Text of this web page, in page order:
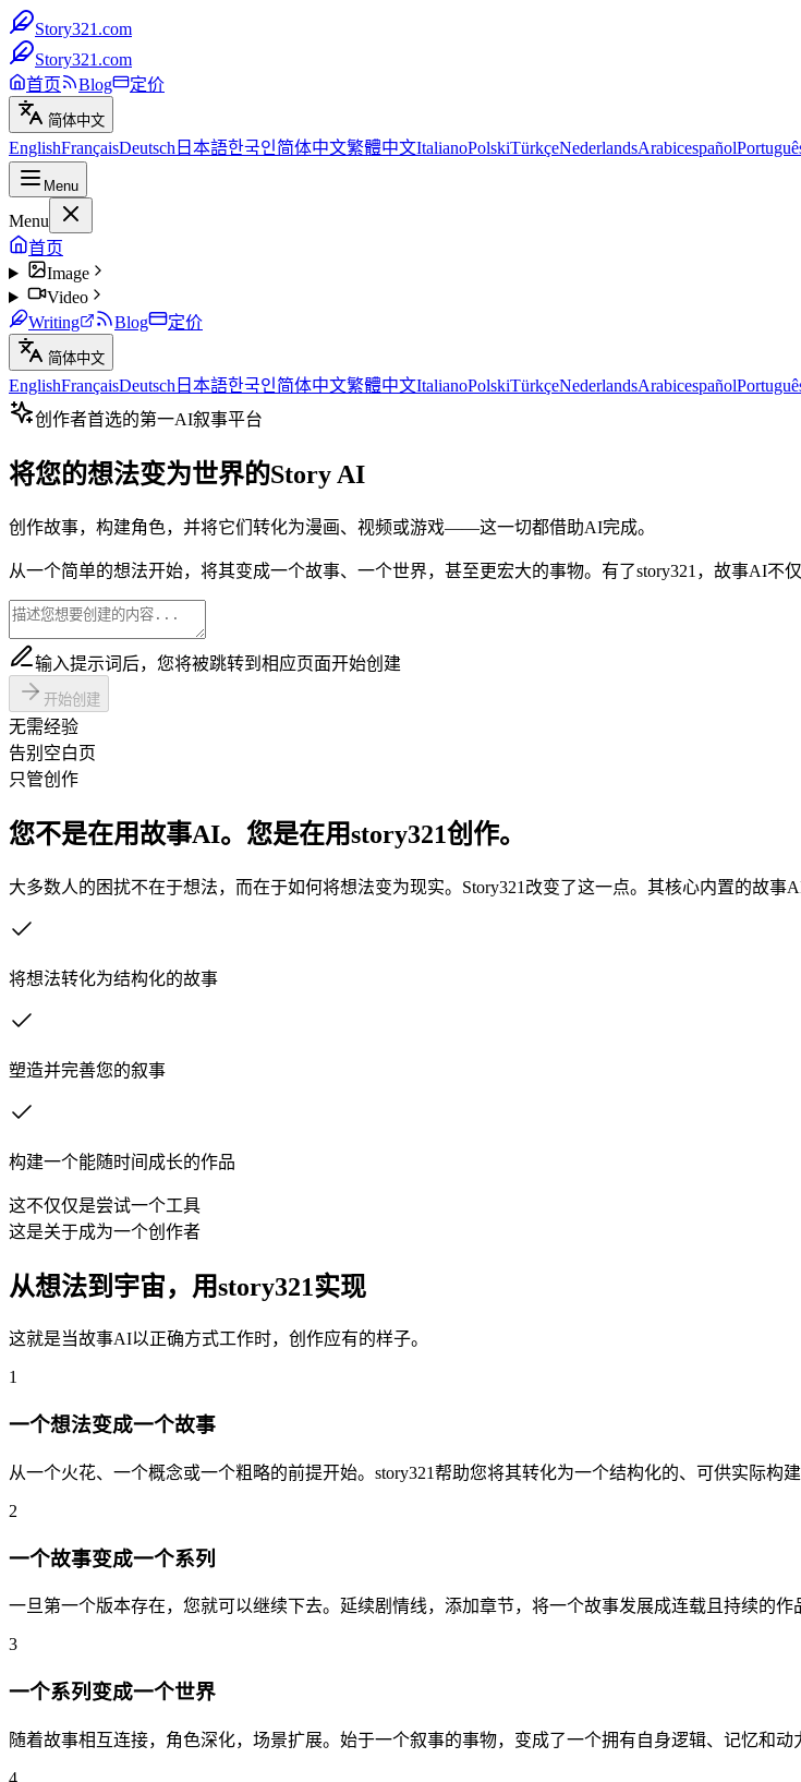
Story321.com
Story321.com
首页
Blog 定价
简体中文
EnglishFrançaisDeutsch 日本語한국인简体中文繁體中文ItalianoPolskiTürkçeNederlandsArabicespañol
Menu
Menu
首页
Image
Video
Writing
Blog 定价
简体中文
EnglishFrançaisDeutsch 日本語한국인简体中文繁體中文ItalianoPolskiTürkçeNederlandsArabicespañol
创作者首选的第一AI叙事平台
将您的想法变为世界的Story AI
创作故事，构建角色，并将它们转化为漫画、视频或游戏——这一切都借助AI完成。
从一个简单的想法开始，将其变成一个故事、一个世界，甚至更宏大的事物。有了story321，故事AI
输入提示词后，您将被跳转到相应页面开始创建
开始创建
无需经验
告别空白页
只管创作
您不是在用故事AI。您是在用story321创作。
大多数人的困扰不在于想法，而在于如何将想法变为现实。Story321改变了这一点。其核心内置的故事
将想法转化为结构化的故事
塑造并完善您的叙事
构建一个能随时间成长的作品
这不仅仅是尝试一个工具
这是关于成为一个创作者
从想法到宇宙，用story321实现
这就是当故事AI以正确方式工作时，创作应有的样子。
1
一个想法变成一个故事
从一个火花、一个概念或一个粗略的前提开始。story321帮助您将其转化为一个结构化的、可供实际构建
2
一个故事变成一个系列
一旦第一个版本存在，您就可以继续下去。延续剧情线，添加章节，将一个故事发展成连载且持续的作
3
一个系列变成一个世界
随着故事相互连接，角色深化，场景扩展。始于一个叙事的事物，变成了一个拥有自身逻辑、记忆和动
4